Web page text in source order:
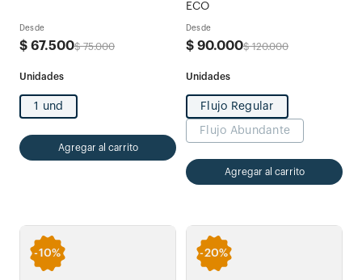
Desde
$ 67.500$ 75.000
1 und
Agregar al carrito
ECO
Desde
$ 90.000$ 120.000
Flujo Regular
Flujo Abundante
Agregar al carrito
-10% -20%